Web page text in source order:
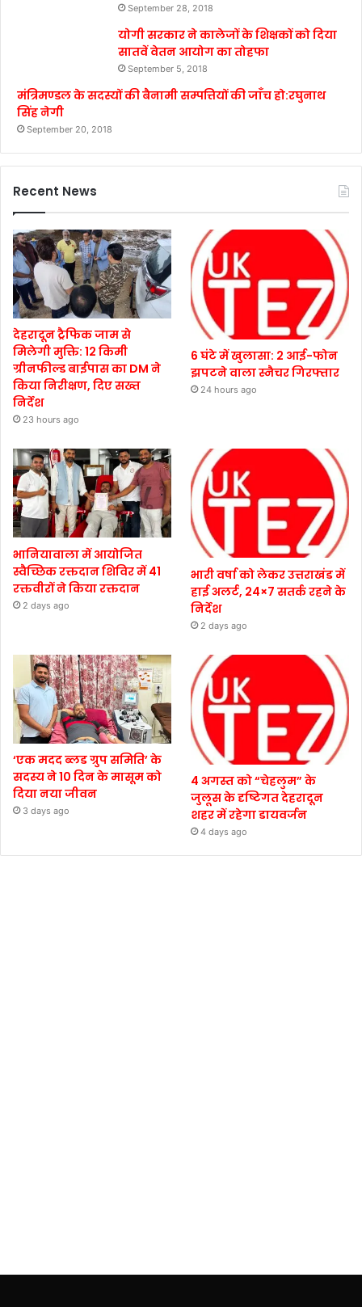
September 28, 2018
योगी सरकार ने कालेजों के शिक्षकों को दिया
सातवें वेतन आयोग का तोहफा
September 5, 2018
मंत्रिमण्डल के सदस्यों की बैनामी सम्पत्तियों की जाँच हो:रघुनाथ
सिंह नेगी
September 20, 2018
Recent News
देहरादून ट्रैफिक जाम से
मिलेगी मुक्ति: 12 किमी
ग्रीनफील्ड बाईपास का DM ने
किया निरीक्षण, दिए सख्त
निर्देश
23 hours ago
6 घंटे में खुलासा: 2 आई-फोन
झपटने वाला स्नैचर गिरफ्तार
24 hours ago
भानियावाला में आयोजित
स्वैच्छिक रक्तदान शिविर में 41
रक्तवीरों ने किया रक्तदान
2 days ago
भारी वर्षा को लेकर उत्तराखंड में
हाई अलर्ट, 24×7 सतर्क रहने के
निर्देश
2 days ago
‘एक मदद ब्लड ग्रुप समिति’ के
सदस्य ने 10 दिन के मासूम को
दिया नया जीवन
3 days ago
4 अगस्त को “चेहलुम” के
जुलूस के दृष्टिगत देहरादून
शहर में रहेगा डायवर्जन
4 days ago